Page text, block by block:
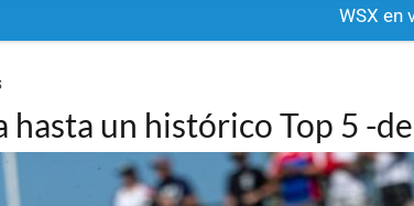
WSX en
hasta un histórico Top 5 -